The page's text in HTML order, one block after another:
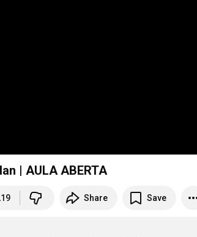
| AULA ABERTA
Share Save